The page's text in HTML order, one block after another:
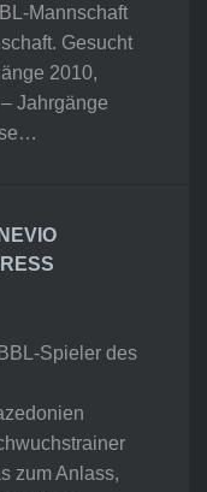
Mannschaft
Gesucht
2010,
Jahrgänge
Spieler des
zum Anlass,